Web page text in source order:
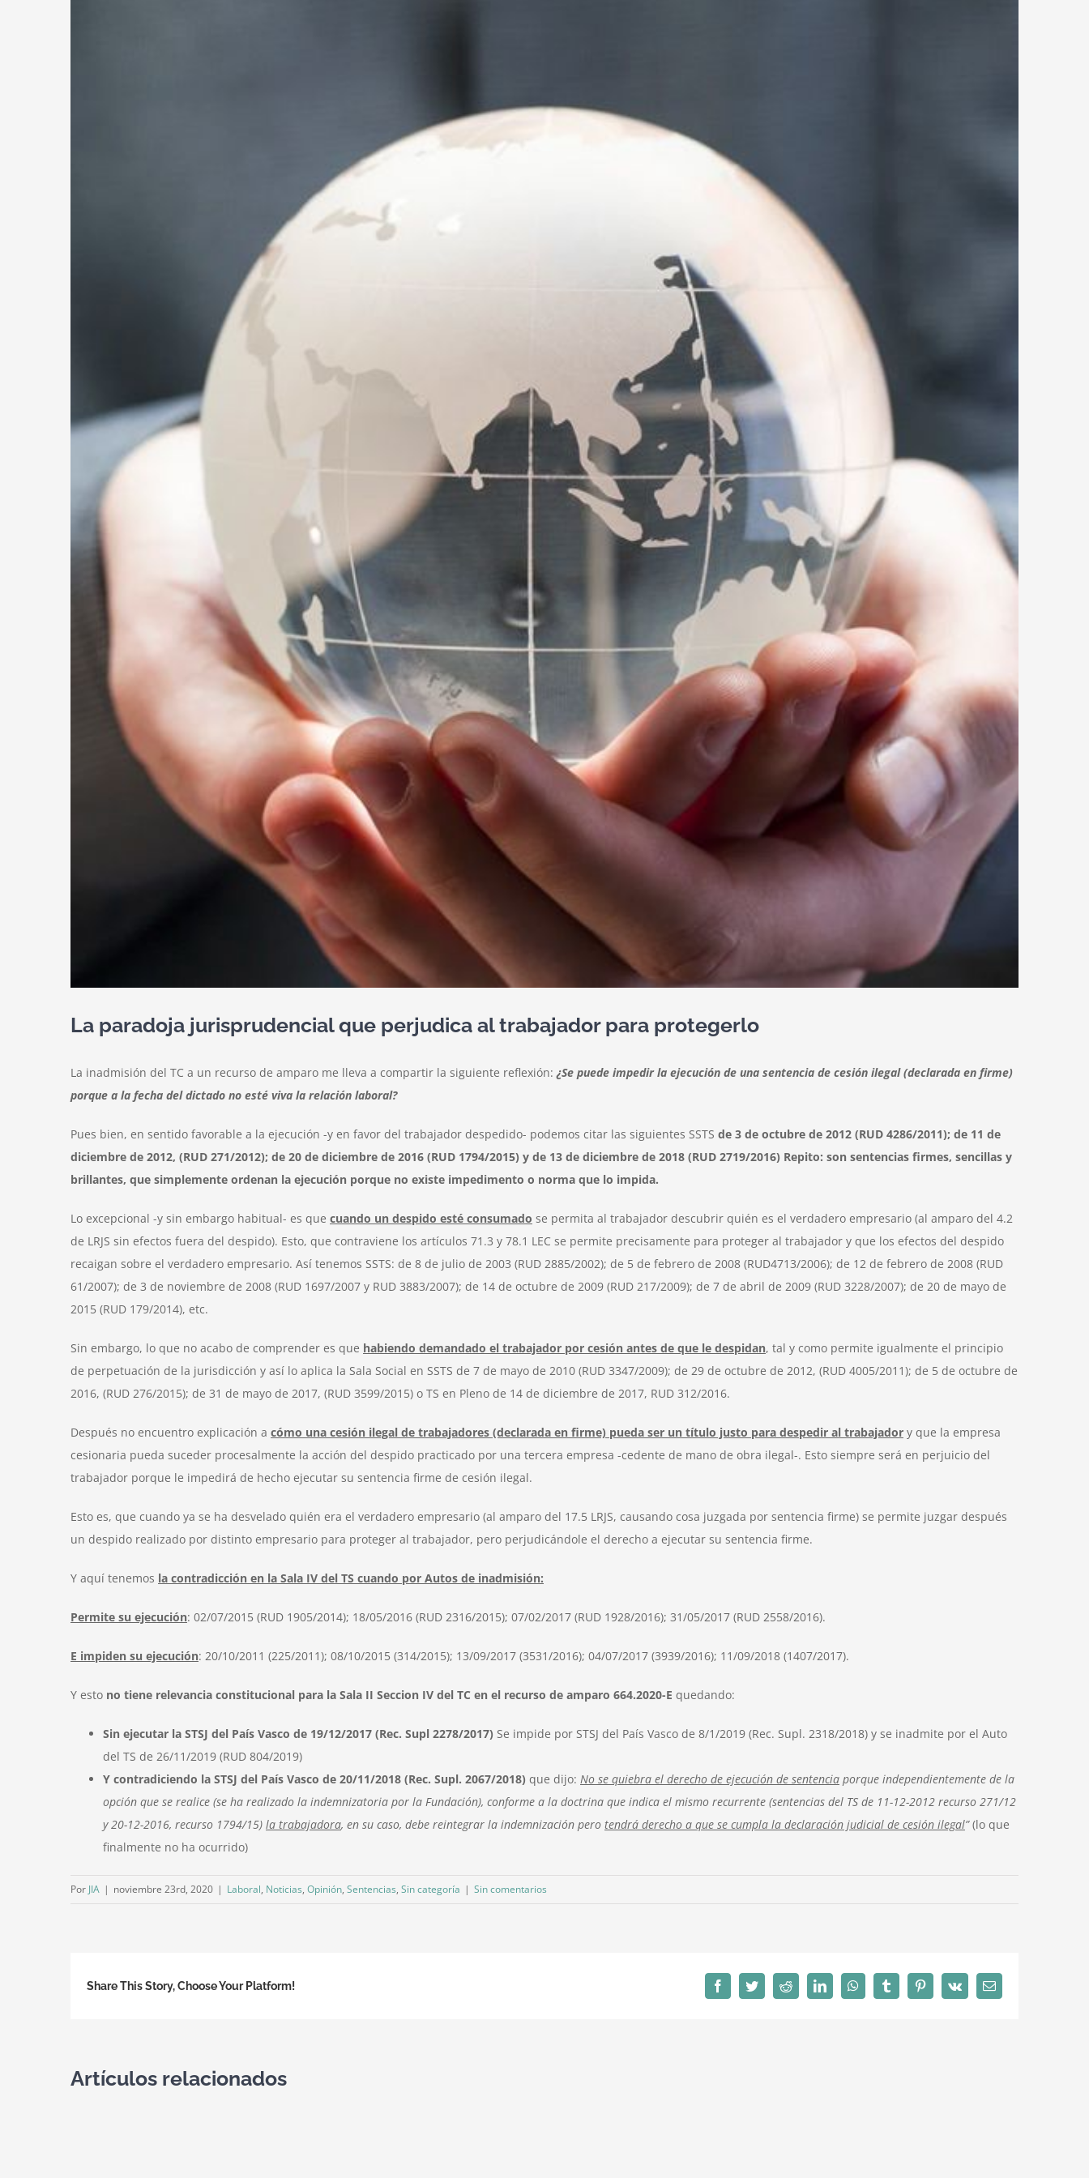
La paradoja jurisprudencial que perjudica al trabajador para protegerlo
La inadmisión del TC a un recurso de amparo me lleva a compartir la siguiente reflexión:¿Se puede impedir la ejecución de una sentencia de cesión ilegal (declarada en firme)
porque a la fecha del dictado no esté viva la relación laboral?
Pues bien, en sentido favorable a la ejecución -y en favor del trabajador despedido- podemos citar las siguientes SSTS de 3 de octubre de 2012 (RUD 4286/2011); de 11 de
diciembre de 2012, (RUD 271/2012); de 20 de diciembre de 2016 (RUD 1794/2015) y de 13 de diciembre de 2018 (RUD 2719/2016) Repito: son sentencias firmes, sencillas y
brillantes, que simplemente ordenan la ejecución porque no existe impedimento o norma que lo impida.
Lo excepcional -y sin embargo habitual- es que cuando un despido esté consumado se permita al trabajador descubrir quién es el verdadero empresario (al amparo del 4.2
de LRJS sin efectos fuera del despido). Esto, que contraviene los artículos 71.3 y 78.1 LEC se permite precisamente para proteger al trabajador y que los efectos del despido
recaigan sobre el verdadero empresario. Así tenemos SSTS: de 8 de julio de 2003 (RUD 2885/2002); de 5 de febrero de 2008 (RUD4713/2006); de 12 de febrero de 2008 (RUD
61/2007); de 3 de noviembre de 2008 (RUD 1697/2007 y RUD 3883/2007); de 14 de octubre de 2009 (RUD 217/2009); de 7 de abril de 2009 (RUD 3228/2007); de 20 de mayo de
2015 (RUD 179/2014), etc.
Sin embargo, lo que no acabo de comprender es que habiendo demandado el trabajador por cesión antes de que le despidan, tal y como permite igualmente el principio
de perpetuación de la jurisdicción y así lo aplica la Sala Social en SSTS de 7 de mayo de 2010 (RUD 3347/2009); de 29 de octubre de 2012, (RUD 4005/2011); de 5 de octubre de
2016, (RUD 276/2015); de 31 de mayo de 2017, (RUD 3599/2015) o TS en Pleno de 14 de diciembre de 2017, RUD 312/2016.
Después no encuentro explicación a cómo una cesión ilegal de trabajadores (declarada en firme) pueda ser un título justo para despedir al trabajador y que la empresa
cesionaria pueda suceder procesalmente la acción del despido practicado por una tercera empresa -cedente de mano de obra ilegal-. Esto siempre será en perjuicio del
trabajador porque le impedirá de hecho ejecutar su sentencia firme de cesión ilegal.
Esto es, que cuando ya se ha desvelado quién era el verdadero empresario (al amparo del 17.5 LRJS, causando cosa juzgada por sentencia firme) se permite juzgar después
un despido realizado por distinto empresario para proteger al trabajador, pero perjudicándole el derecho a ejecutar su sentencia firme.
Y aquí tenemos la contradicción en la Sala IV del TS cuando por Autos de inadmisión:
Permite su ejecución: 02/07/2015 (RUD 1905/2014); 18/05/2016 (RUD 2316/2015); 07/02/2017 (RUD 1928/2016); 31/05/2017 (RUD 2558/2016).
E impiden su ejecución: 20/10/2011 (225/2011); 08/10/2015 (314/2015); 13/09/2017 (3531/2016); 04/07/2017 (3939/2016); 11/09/2018 (1407/2017).
Y esto no tiene relevancia constitucional para la Sala II Seccion IV del TC en el recurso de amparo 664.2020-E quedando:
Sin ejecutar la STSJ del País Vasco de 19/12/2017 (Rec. Supl 2278/2017) Se impide por STSJ del País Vasco de 8/1/2019 (Rec. Supl. 2318/2018) y se inadmite por el Auto
del TS de 26/11/2019 (RUD 804/2019)
Y contradiciendo la STSJ del País Vasco de 20/11/2018 (Rec. Supl. 2067/2018) que dijo: No se quiebra el derecho de ejecución de sentencia porque independientemente de la
opción que se realice (se ha realizado la indemnizatoria por la Fundación), conforme a la doctrina que indica el mismo recurrente (sentencias del TS de 11-12-2012 recurso 271/12
y 20-12-2016, recurso 1794/15) la trabajadora, en su caso, debe reintegrar la indemnización pero tendrá derecho a que se cumpla la declaración judicial de cesión ilegal”(lo que
finalmente no ha ocurrido)
Por JIA | noviembre 23rd, 2020 | Laboral, Noticias, Opinión, Sentencias, Sin categoría | Sin comentarios
Share This Story, Choose Your Platform! FacebookTwitterRedditLinkedInWhatsAppTumblr PinterestVk
Correo
electrónico
Artículos relacionados